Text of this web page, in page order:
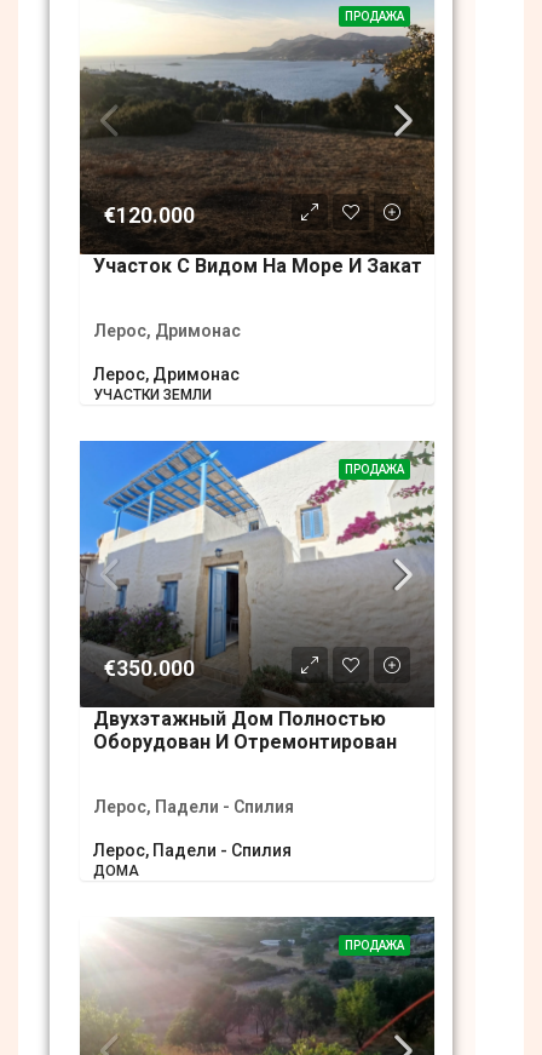
ПРОДАЖА
€120.000
Участок С Видом На Море И Закат
Лерос, Дримонас
Лерос, Дримонас
УЧАСТКИ ЗЕМЛИ
ПРОДАЖА
€350.000
Двухэтажный Дом Полностью
Оборудован И Отремонтирован
Лерос, Падели - Спилия
Лерос, Падели - Спилия
ДОМА
ПРОДАЖА